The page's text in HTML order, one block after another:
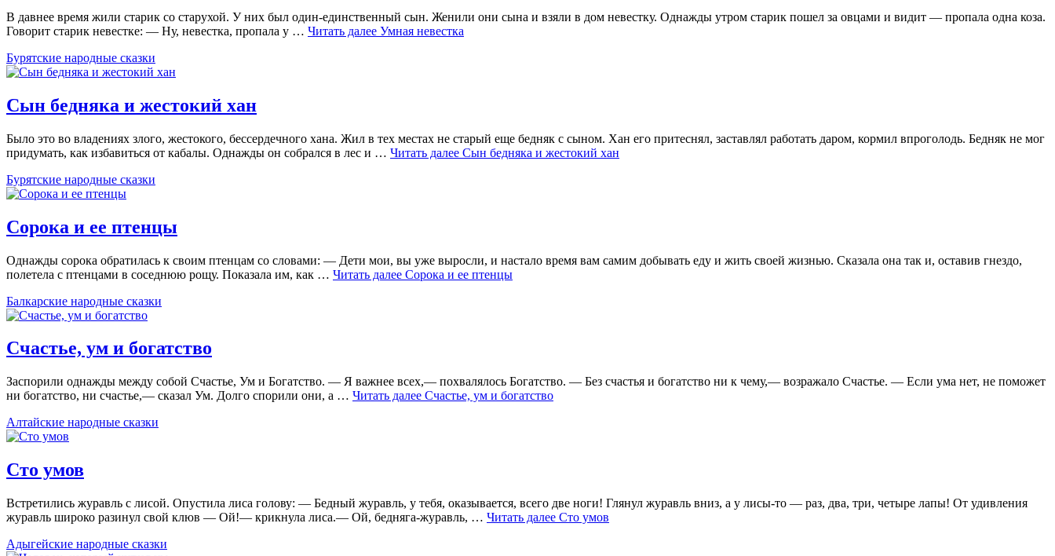
В давнее время жили старик со старухой. У них был один-единственный сын. Женили они сына и взяли в дом невестку. Однажды утром старик пошел за овцами и видит — пропала одна коза.
Говорит старик невестке: — Ну, невестка, пропала у … Читать далее Умная невестка
Бурятские народные сказки
Сын бедняка и жестокий хан
Было это во владениях злого, жестокого, бессердечного хана. Жил в тех местах не старый еще бедняк с сыном. Хан его притеснял, заставлял работать даром, кормил впроголодь. Бедняк не мог
придумать, как избавиться от кабалы. Однажды он собрался в лес и … Читать далее Сын бедняка и жестокий хан
Бурятские народные сказки
Сорока и ее птенцы
Однажды сорока обратилась к своим птенцам со словами: — Дети мои, вы уже выросли, и настало время вам самим добывать еду и жить своей жизнью. Сказала она так и, оставив гнездо,
полетела с птенцами в соседнюю рощу. Показала им, как … Читать далее Сорока и ее птенцы
Балкарские народные сказки
Счастье, ум и богатство
Заспорили однажды между собой Счастье, Ум и Богатство. — Я важнее всех,— похвалялось Богатство. — Без счастья и богатство ни к чему,— возражало Счастье. — Если ума нет, не поможет
ни богатство, ни счастье,— сказал Ум. Долго спорили они, а … Читать далее Счастье, ум и богатство
Алтайские народные сказки
Сто умов
Встретились журавль с лисой. Опустила лиса голову: — Бедный журавль, у тебя, оказывается, всего две ноги! Глянул журавль вниз, а у лисы-то — раз, два, три, четыре лапы! От удивления
журавль широко разинул свой клюв — Ой!— крикнула лиса.— Ой, бедняга-журавль, … Читать далее Сто умов
Адыгейские народные сказки